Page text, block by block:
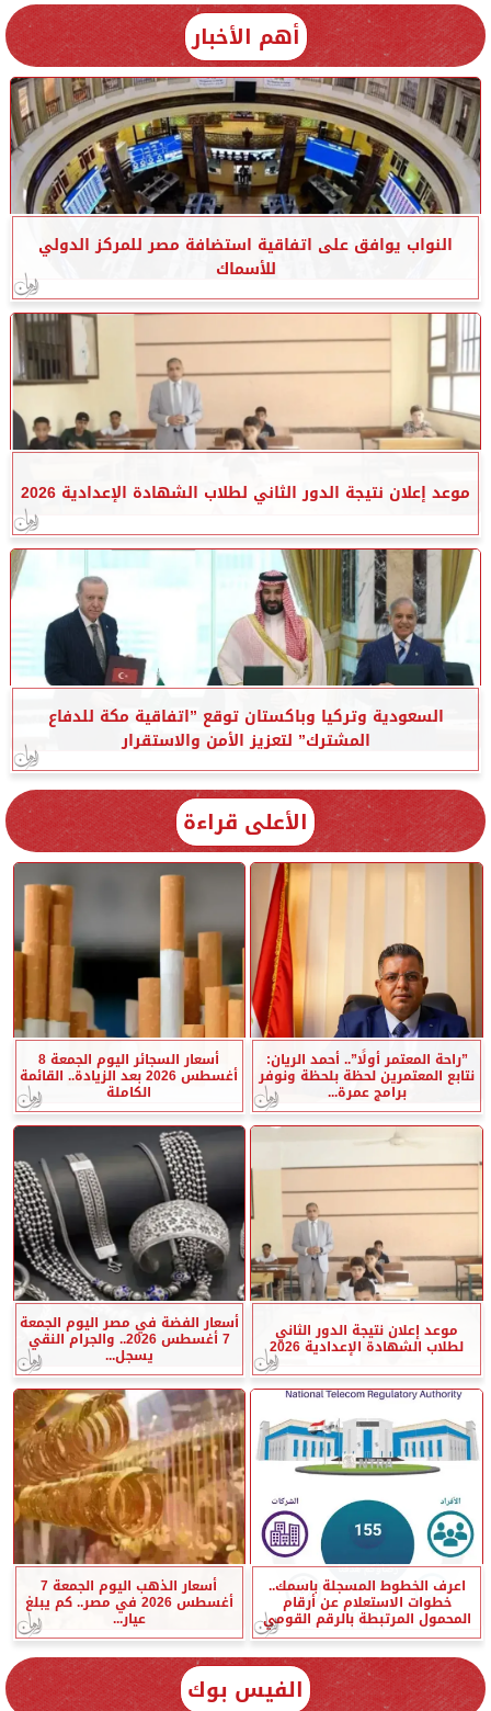
أهم الأخبار
النواب يوافق على اتفاقية استضافة مصر للمركز الدولي
للأسماك
موعد إعلان نتيجة الدور الثاني لطلاب الشهادة الإعدادية 2026
السعودية وتركيا وباكستان توقع ”اتفاقية مكة للدفاع
المشترك” لتعزيز الأمن والاستقرار
الأعلى قراءة
”راحة المعتمر أولًا”.. أحمد الريان:
نتابع المعتمرين لحظة بلحظة ونوفر
برامج عمرة...
أسعار السجائر اليوم الجمعة 8
أغسطس 2026 بعد الزيادة.. القائمة
الكاملة
موعد إعلان نتيجة الدور الثاني
لطلاب الشهادة الإعدادية 2026
أسعار الفضة في مصر اليوم الجمعة
7 أغسطس 2026.. والجرام النقي
يسجل...
اعرف الخطوط المسجلة باسمك..
خطوات الاستعلام عن أرقام
المحمول المرتبطة بالرقم القومي
أسعار الذهب اليوم الجمعة 7
أغسطس 2026 في مصر.. كم يبلغ
عيار...
الفيس بوك